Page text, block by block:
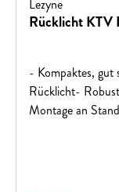
Lezyne
Rücklicht KTV
- Kompaktes, gut
Rücklicht-
Montage an